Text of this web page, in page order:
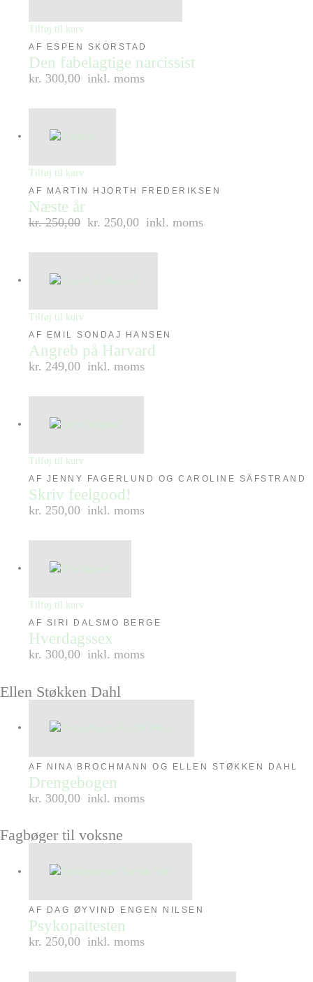
Tilføj til kurv
AF ESPEN SKORSTAD
Den fabelagtige narcissist
kr. 300,00 inkl. moms
Tilføj til kurv
AF MARTIN HJORTH FREDERIKSEN
Næste år
kr.250,00 kr. 250,00 inkl. moms
Tilføj til kurv
AF EMIL SONDAJ HANSEN
Angreb på Harvard
kr. 249,00 inkl. moms
Tilføj til kurv
AF JENNY FAGERLUND OG CAROLINE SÄFSTRAND
Skriv feelgood!
kr. 250,00 inkl. moms
Tilføj til kurv
AF SIRI DALSMO BERGE
Hverdagssex
kr. 300,00 inkl. moms
Ellen Støkken Dahl
AF NINA BROCHMANN OG ELLEN STØKKEN DAHL
Drengebogen
kr. 300,00 inkl. moms
Fagbøger til voksne
AF DAG ØYVIND ENGEN NILSEN
Psykopattesten
kr. 250,00 inkl. moms